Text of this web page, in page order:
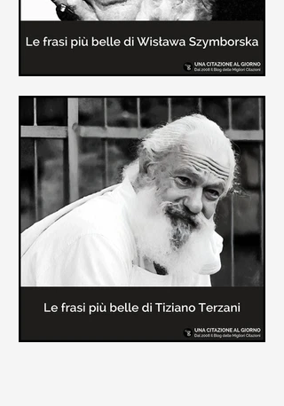
Le frasi più belle delle poesie di
Wisława Szymborska
In questa pagina sono raccolte le
migliori frasi brevi tratte dalle poesie
di Wisława Szymborska sull'amore e
sulla vita